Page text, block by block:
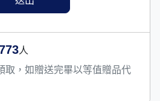
人
，如贈送完畢以等值贈品代